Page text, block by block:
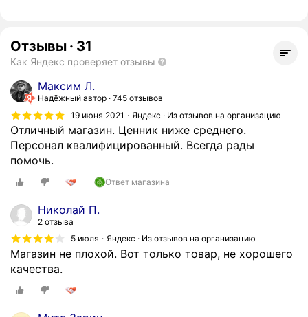
Отзывы · 31
Как Яндекс проверяет отзывы
Максим Л.
Надёжный автор 745 отзывов
19 июня 2021
Яндекс · Из отзывов на организацию
Отличный магазин. Ценник ниже среднего.
Персонал квалифицированный. Всегда рады
помочь.
Ответ магазина
Николай П.
2 отзыва
5 июля
Яндекс · Из отзывов на организацию
Магазин не плохой. Вот только товар, не хорошего
качества.